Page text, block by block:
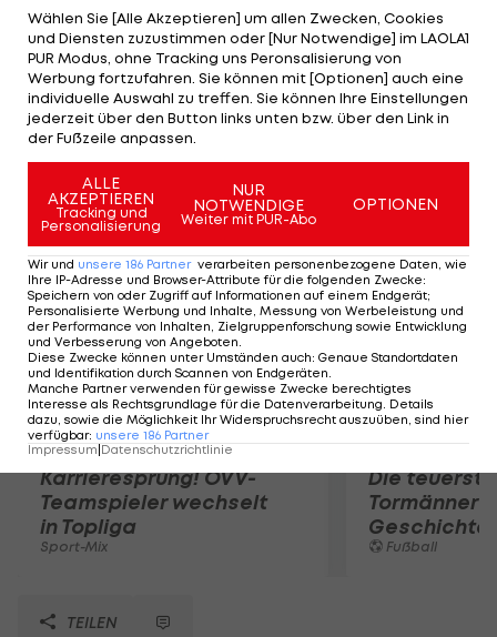
Rang 23. Für die Final-Quali wären 595 Punkte
notwendig gewesen. Auch Thomas Farnik erreicht
592 Punkte und wird 27. Der 45-Jährige ist am
Montag im Dreistellungsmatch im Einsatz. Die
Quali gewinnt Sergei Martynov (BLR) mit dem
Maximum von 600 Punkten.
Mehr zum Thema
Karrieresprung! ÖVV-
Teamspieler wechselt
in Topliga
Sport-Mix
Die
Tormänner
Geschichte
Fußball
TEILEN
Wählen Sie [Alle Akzeptieren] um allen Zwecken, Cookies
und Diensten zuzustimmen oder [Nur Notwendige] im LAOLA1
PUR Modus, ohne Tracking uns Peronsalisierung von
Werbung fortzufahren. Sie können mit [Optionen] auch eine
individuelle Auswahl zu treffen. Sie können Ihre Einstellungen
jederzeit über den Button links unten bzw. über den Link in
der Fußzeile anpassen.
ALLE
AKZEPTIEREN
Tracking und
Personalisierung
NUR
NOTWENDIGE
Weiter mit PUR-Abo
OPTIONEN
Wir und unsere 186 Partner verarbeiten personenbezogene Daten, wie
Ihre IP-Adresse und Browser-Attribute für die folgenden Zwecke:
Speichern von oder Zugriff auf Informationen auf einem Endgerät;
Personalisierte Werbung und Inhalte, Messung von Werbeleistung und
der Performance von Inhalten, Zielgruppenforschung sowie Entwicklung
und Verbesserung von Angeboten.
Diese Zwecke können unter Umständen auch: Genaue Standortdaten
und Identifikation durch Scannen von Endgeräten.
Manche Partner verwenden für gewisse Zwecke berechtigtes
Interesse als Rechtsgrundlage für die Datenverarbeitung. Details
dazu, sowie die Möglichkeit Ihr Widerspruchsrecht auszuüben, sind hier
verfügbar: unsere 186 Partner
Impressum Datenschutzrichtlinie